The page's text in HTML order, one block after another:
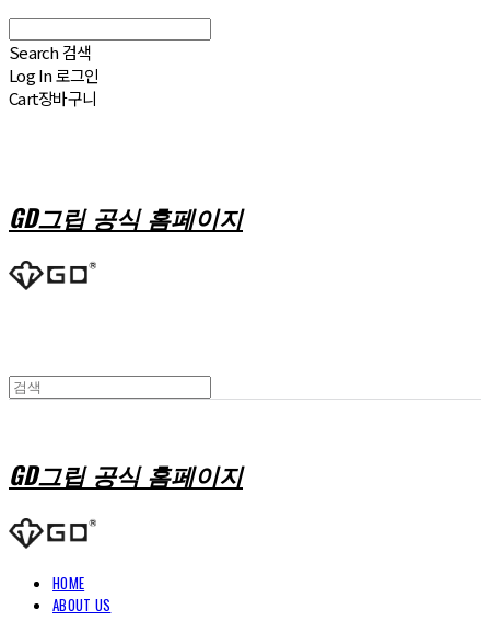
Search 검색
Log In로그인
Cart장바구니
GD그립 공식 홈페이지
GD그립 공식 홈페이지
HOME
ABOUT US